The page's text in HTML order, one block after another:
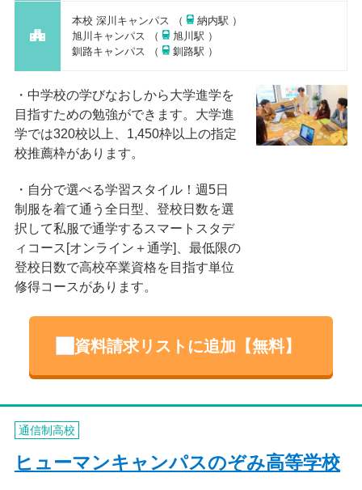
本校 深川キャンパス （
納内駅 ）
旭川キャンパス （
旭川駅 ）
釧路キャンパス （
釧路駅 ）
中学校の学びなおしから大学進学を
目指すための勉強ができます。大学進
学では320校以上、1,450枠以上の指定
校推薦枠があります。
自分で選べる学習スタイル！週5日
制服を着て通う全日型、登校日数を選
択して私服で通学するスマートスタデ
ィコース[オンライン＋通学]、最低限の
登校日数で高校卒業資格を目指す単位
修得コースがあります。
資料請求リストに追加【無料】
通信制高校
ヒューマンキャンパスのぞみ高等学校